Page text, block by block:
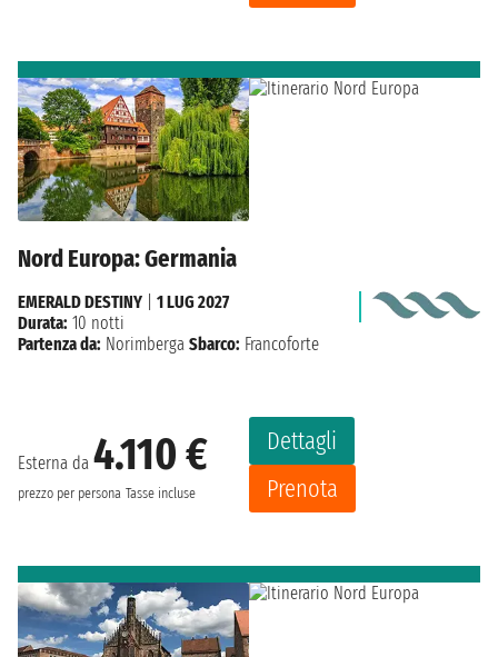
Nord Europa: Germania
Esterna da 4.110 €
prezzo per persona Tasse incluse
Dettagli
Prenota
EMERALD DESTINY
1 LUG 2027
Durata: 10 notti
Partenza da: Norimberga Sbarco: Francoforte